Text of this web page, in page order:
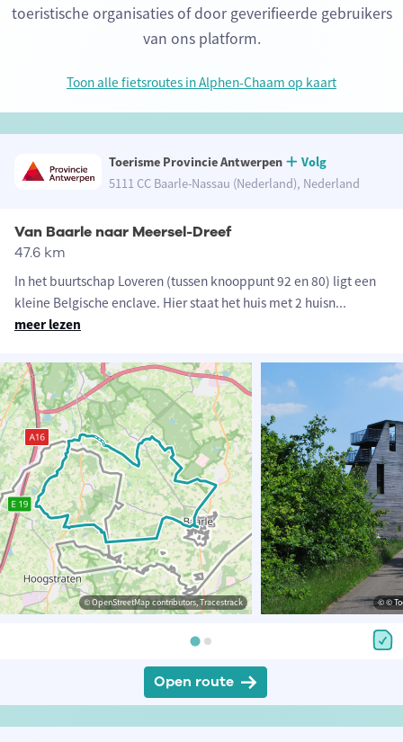
toeristische organisaties of door geverifieerde gebruikers
van ons platform.
Toon alle fietsroutes in Alphen-Chaam op kaart
Toerisme Provincie Antwerpen
Volg
5111 CC Baarle-Nassau (Nederland), Nederland
Van Baarle naar Meersel-Dreef
47.6 km
In het buurtschap Loveren (tussen knooppunt 92 en 80) ligt een
kleine Belgische enclave. Hier staat het huis met 2 huisn...
meer lezen
© OpenStreetMap contributors, Tracestrack © ©
Open route